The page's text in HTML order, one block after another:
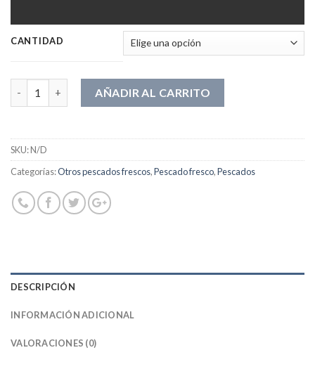
CANTIDAD
AÑADIR AL CARRITO
SKU:N/D
Categorías:Otros pescados frescos,Pescado fresco,Pescados
DESCRIPCIÓN
INFORMACIÓN ADICIONAL
VALORACIONES (0)